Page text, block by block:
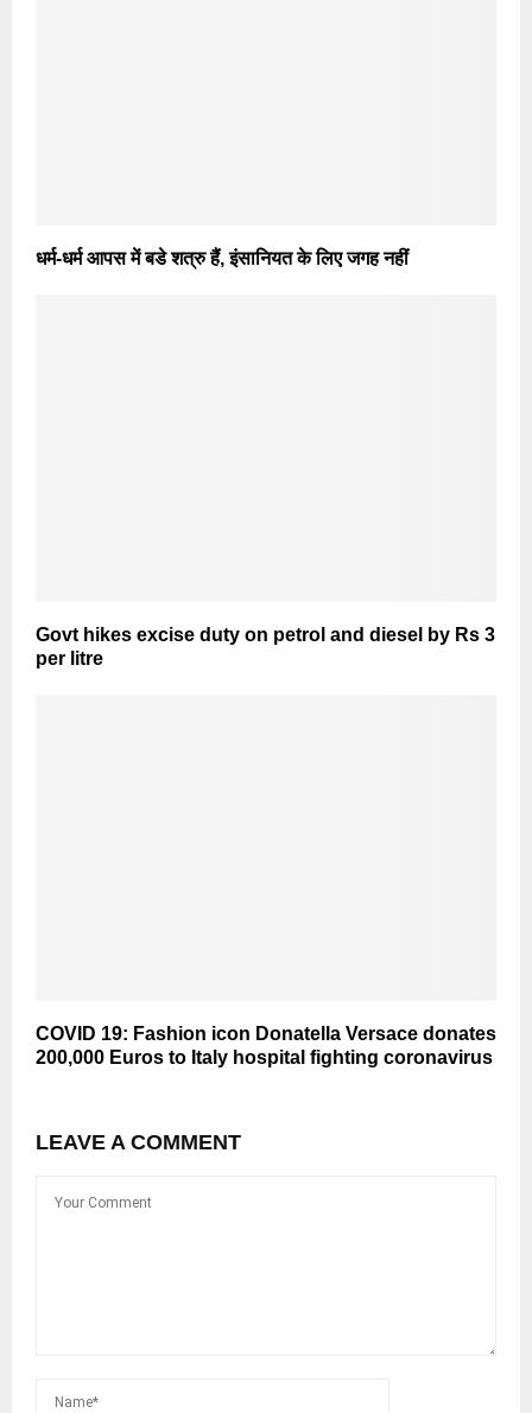
धर्म-धर्म आपस में बडे शत्रु हैं, इंसानियत के लिए जगह नहीं
Govt hikes excise duty on petrol and diesel by Rs 3
per litre
COVID 19: Fashion icon Donatella Versace donates
200,000 Euros to Italy hospital fighting coronavirus
LEAVE A COMMENT